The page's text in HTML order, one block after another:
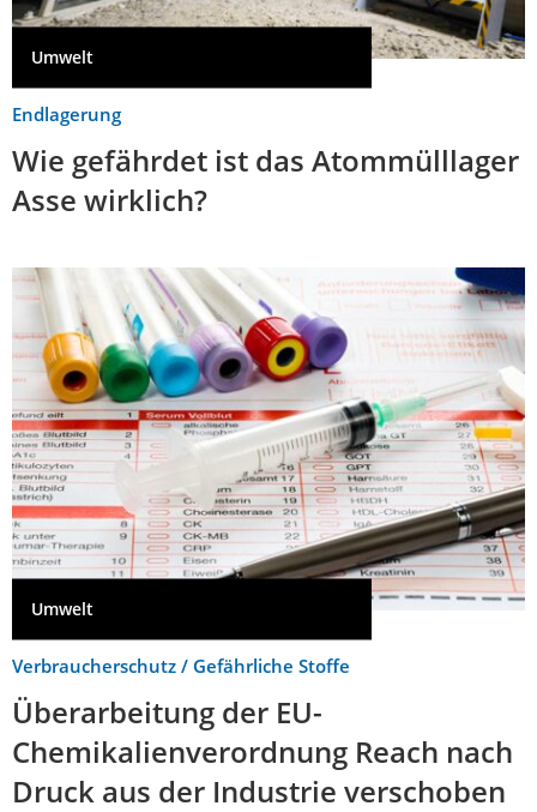
Umwelt
Endlagerung
Wie gefährdet ist das Atommülllager
Asse wirklich?
Umwelt
Verbraucherschutz / Gefährliche Stoffe
Überarbeitung der EU-
Chemikalienverordnung Reach nach
Druck aus der Industrie verschoben